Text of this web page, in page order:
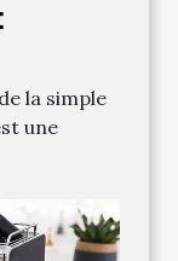
la simple
une